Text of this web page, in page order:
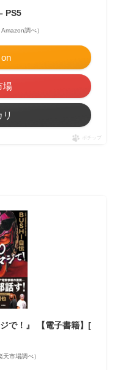
PS5
調べ）
場
リ
ポチップ
で！』 【電子書籍】[
市場調べ）